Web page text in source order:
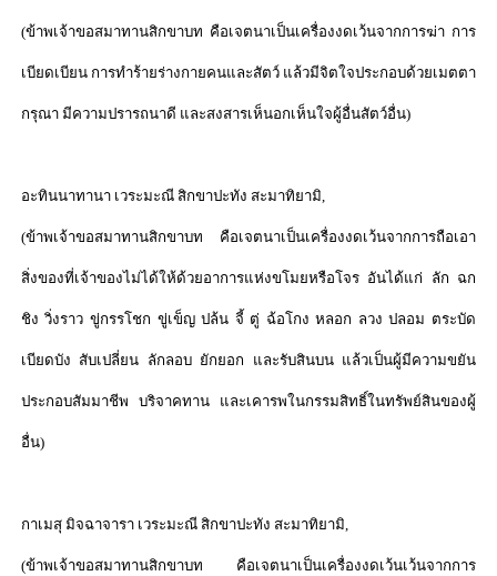
(ข้าพเจ้าขอสมาทานสิกขาบท คือเจตนาเป็นเครื่องงดเว้นจากการฆ่า การ
เบียดเบียน การทำร้ายร่างกายคนและสัตว์ แล้วมีจิตใจประกอบด้วยเมตตา
กรุณา มีความปรารถนาดี และสงสารเห็นอกเห็นใจผู้อื่นสัตว์อื่น)
อะทินนาทานา เวระมะณี สิกขาปะทัง สะมาทิยามิ,
(ข้าพเจ้าขอสมาทานสิกขาบท คือเจตนาเป็นเครื่องงดเว้นจากการถือเอา
สิ่งของที่เจ้าของไม่ได้ให้ด้วยอาการแห่งขโมยหรือโจร อันได้แก่ ลัก ฉก
ชิง วิ่งราว ขู่กรรโชก ขู่เข็ญ ปล้น จี้ ตู่ ฉ้อโกง หลอก ลวง ปลอม ตระบัด
เบียดบัง สับเปลี่ยน ลักลอบ ยักยอก และรับสินบน แล้วเป็นผู้มีความขยัน
ประกอบสัมมาชีพ บริจาคทาน และเคารพในกรรมสิทธิ์ในทรัพย์สินของผู้
อื่น)
กาเมสุ มิจฉาจารา เวระมะณี สิกขาปะทัง สะมาทิยามิ,
(ข้าพเจ้าขอสมาทานสิกขาบท คือเจตนาเป็นเครื่องงดเว้นเว้นจากการ